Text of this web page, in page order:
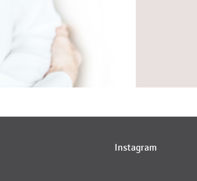
Instagram